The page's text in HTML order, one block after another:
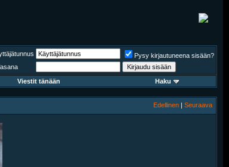
Pysy kirjautuneena sisään?
Viestit tänään Haku
Edellinen | Seuraava